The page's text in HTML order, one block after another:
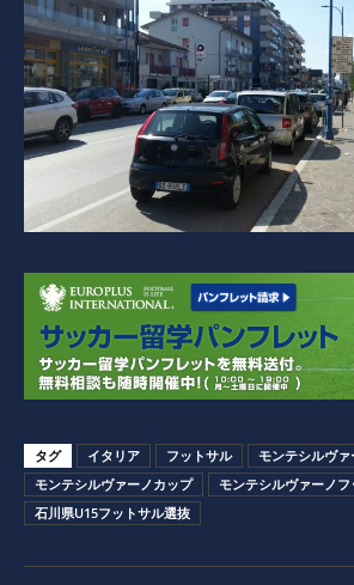
タグ イタリア フットサル
モンテシルヴァ
モンテシルヴァーノカップ
モンテシルヴァーノ
石川県U15フットサル選抜